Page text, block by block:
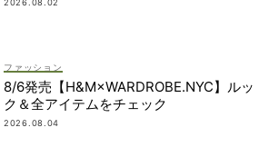
2026.08.02
ファッション
8/6発売【H&M×WARDROBE.NYC】ルッ
ク＆全アイテムをチェック
2026.08.04